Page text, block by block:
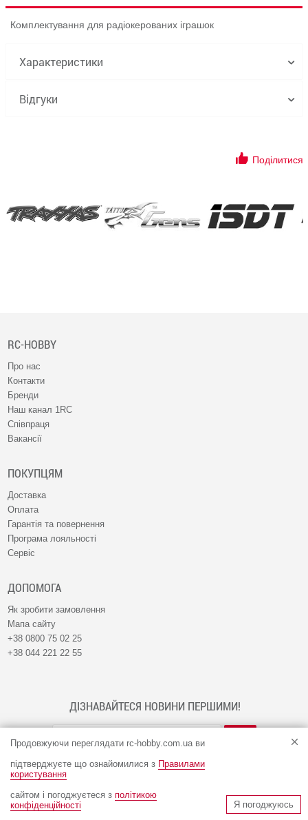
Продовжуючи переглядати rc-hobby.com.ua ви
підтверджуєте що ознайомилися з Правилами
користування
сайтом і погоджуєтеся з політикою
конфіденційності
Я погоджуюсь
Комплектування для радіокерованих іграшок
Характеристики
Відгуки
Поділитися
RC-HOBBY
Про нас
Контакти
Бренди
Наш канал 1RC
Співпраця
Вакансії
ПОКУПЦЯМ
Доставка
Оплата
Гарантія та повернення
Програма лояльності
Сервіс
ДОПОМОГА
Як зробити замовлення
Мапа сайту
+38 0800 75 02 25
+38 044 221 22 55
ДІЗНАВАЙТЕСЯ НОВИНИ ПЕРШИМИ!
© Інтернет-магазин RC-HOBBY 2009 - 2026